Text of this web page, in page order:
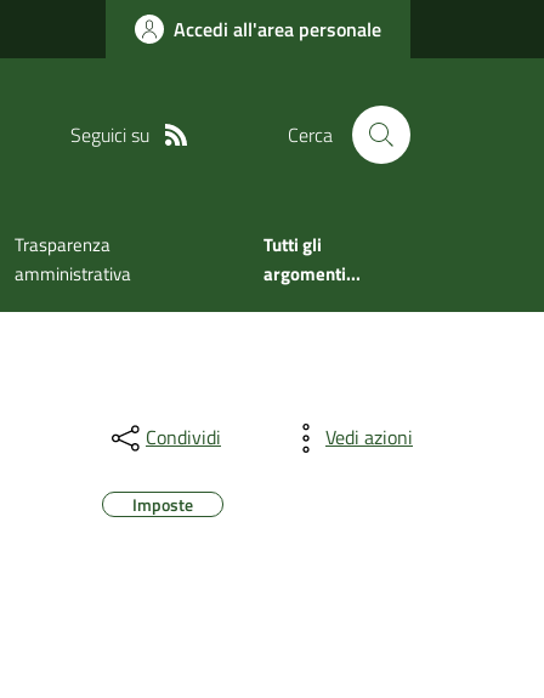
Accedi all'area personale
Seguici su Cerca
Trasparenza
amministrativa
Tutti gli
argomenti...
Condividi Vedi azioni
Imposte